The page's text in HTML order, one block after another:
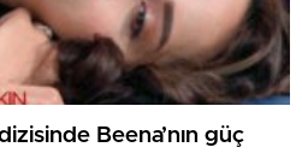
Beena’nın güç